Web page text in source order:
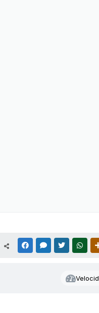
FACEBOOKMESSENGER
TWITTER